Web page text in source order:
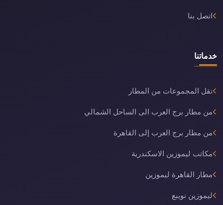
اتصل بنا
خدماتنا
نقل المجموعات من المطار
من مطار برج العرب الى الساحل الشمالي
من مطار برج العرب إلى القاهرة
مكاتب ليموزين الاسكندرية
مطار القاهرة ليموزين
ليموزين نويبع